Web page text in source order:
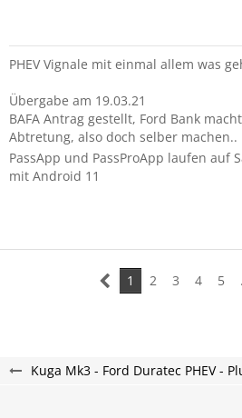
PHEV Vignale mit einmal allem was
Übergabe am 19.03.21
BAFA Antrag gestellt, Ford Bank
Abtretung, also doch selber machen..
PassApp und PassProApp laufen auf
mit Android 11
1 2 3 4 5
Kuga Mk3 - Ford Duratec PHEV -